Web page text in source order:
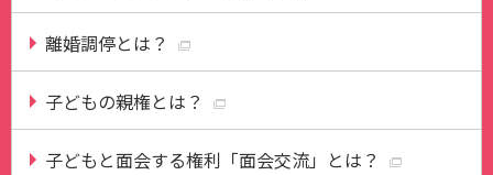
離婚調停とは？
子どもの親権とは？
子どもと面会する権利「面会交流」とは？